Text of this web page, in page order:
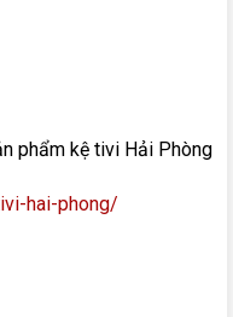
phẩm kệ tivi Hải Phòng
hai-phong/